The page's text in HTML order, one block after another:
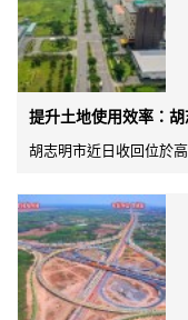
提升土地使用效率：
胡志明市近日收回位於